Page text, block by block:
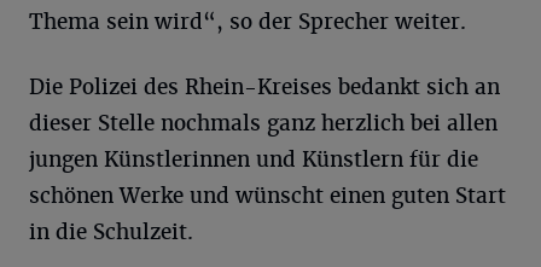
Thema sein wird“, so der Sprecher weiter.
Die Polizei des Rhein-Kreises bedankt sich an
dieser Stelle nochmals ganz herzlich bei allen
jungen Künstlerinnen und Künstlern für die
schönen Werke und wünscht einen guten Start
in die Schulzeit.